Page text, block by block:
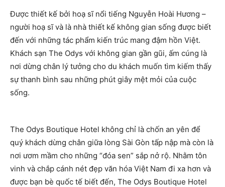
Được thiết kế bởi hoạ sĩ nổi tiếng Nguyễn Hoài Hương –
người hoạ sĩ và là nhà thiết kế không gian sống được biết
đến với những tác phẩm kiến trúc mang đậm hồn Việt.
Khách sạn The Odys với không gian gần gũi, ấm cúng là
nơi dừng chân lý tưởng cho du khách muốn tìm kiếm thấy
sự thanh bình sau những phút giây mệt mỏi của cuộc
sống.
The Odys Boutique Hotel không chỉ là chốn an yên để
quý khách dừng chân giữa lòng Sài Gòn tấp nập mà còn là
nơi ươm mầm cho những “đóa sen” sắp nở rộ. Nhằm tôn
vinh và chắp cánh nét đẹp văn hóa Việt Nam đi xa hơn và
được bạn bè quốc tế biết đến, The Odys Boutique Hotel